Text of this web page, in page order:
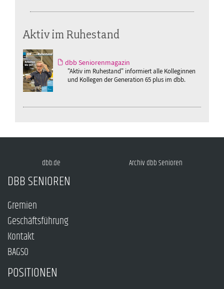
Aktiv im Ruhestand
dbb Seniorenmagazin
"Aktiv im Ruhestand" informiert alle Kolleginnen
und Kollegen der Generation 65 plus im dbb.
dbb.de Archiv dbb Senioren
DBB SENIOREN
Gremien
Geschäftsführung
Kontakt
BAGSO
POSITIONEN